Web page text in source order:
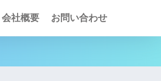
会社概要 お問い合わせ